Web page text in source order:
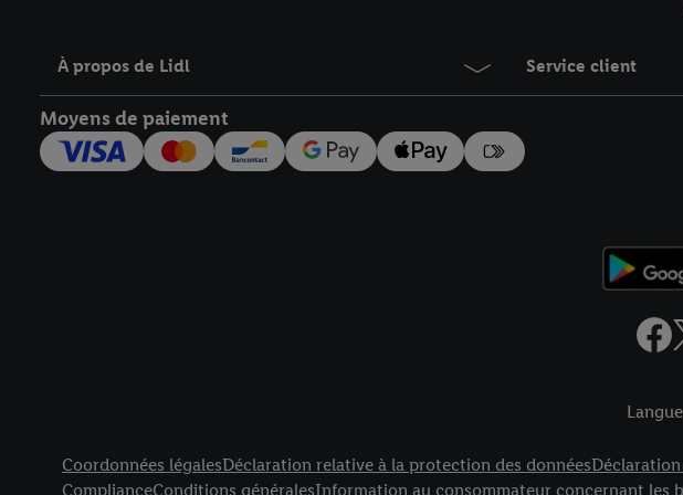
À propos de Lidl Service client
Moyens de paiement
Coordonnées légalesDéclaration relative à la protection des données
ComplianceConditions généralesInformation au consommateur concernant les